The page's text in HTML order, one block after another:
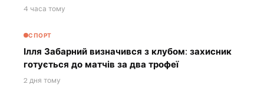
4 часа тому
СПОРТ
Ілля Забарний визначився з клубом: захисник
готується до матчів за два трофеї
2 дня тому